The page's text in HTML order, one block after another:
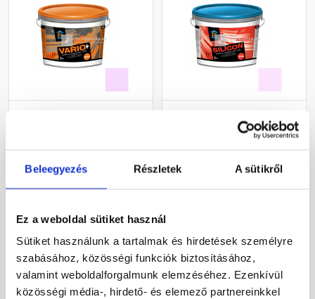
Beleegyezés Részletek A sütikről
Ez a weboldal sütiket használ
Sütiket használunk a tartalmak és hirdetések személyre
szabásához, közösségi funkciók biztosításához,
valamint weboldalforgalmunk elemzéséhez. Ezenkívül
közösségi média-, hirdető- és elemező partnereinkkel
Rendelésre
1 198 Ft / kg
Megnézem
gördülőszemcsés
Rendelésre
Megnézem